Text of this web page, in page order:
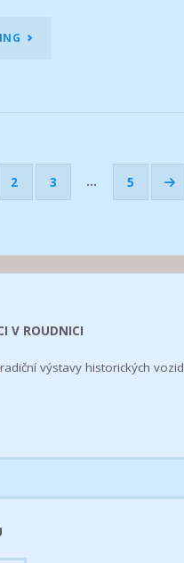
„FOTOGALERIE
2 3 … 5
V ROUDNICI
výstavy historických